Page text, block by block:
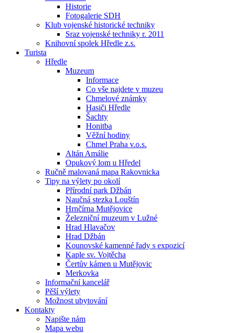
Historie
Fotogalerie SDH
Klub vojenské historické techniky
Sraz vojenské techniky r. 2011
Knihovní spolek Hředle z.s.
Turista
Hředle
Muzeum
Informace
Co vše najdete v muzeu
Chmelové známky
Hasiči Hředle
Šachty
Honitba
Věžní hodiny
Chmel Praha v.o.s.
Altán Amálie
Opukový lom u Hředel
Ručně malovaná mapa Rakovnicka
Tipy na výlety po okolí
Přírodní park Džbán
Naučná stezka Louštín
Hrnčírna Mutějovice
Železniční muzeum v Lužné
Hrad Hlavačov
Hrad Džbán
Kounovské kamenné řady s expozicí
Kaple sv. Vojtěcha
Čertův kámen u Mutějovic
Merkovka
Informační kancelář
Pěší výlety
Možnost ubytování
Kontakty
Napište nám
Mapa webu